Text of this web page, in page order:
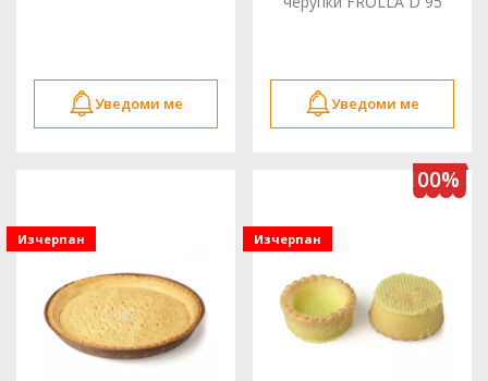
Уведоми ме Уведоми ме
Изчерпан
100%
Изчерпан